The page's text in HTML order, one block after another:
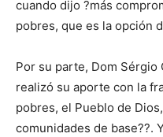
cuando dijo ?más
pobres, que es la opción
Por su parte, Dom Sérgio
realizó su aporte con la
pobres, el Pueblo de
comunidades de base??.